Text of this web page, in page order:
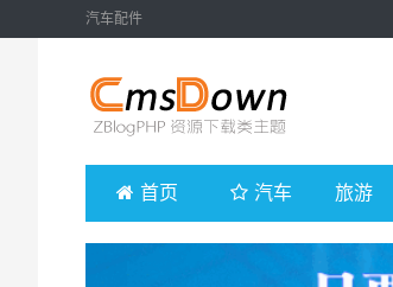
汽车配件
首页 汽车 旅游